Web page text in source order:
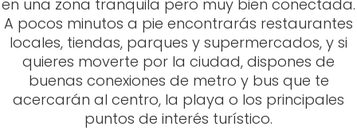
Desde aquí podrás visitar con facilidad lugares
tan emblemáticos como la Ciudad de las Artes y
las Ciencias, elOceanogràfico dar un paseo por
el moderno Puerto de Valencia, uno de los
espacios más vibrantes de la ciudad, lleno de
vida, terrazas y actividades junto al mar.